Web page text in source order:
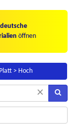
öffnen
Platt > Hoch
×